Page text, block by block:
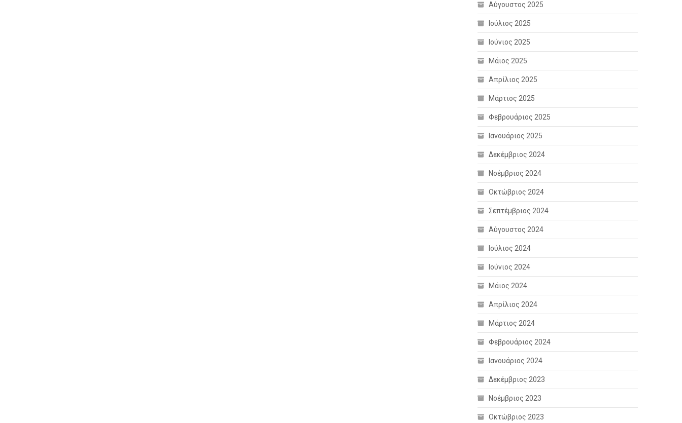
Αύγουστος 2025
Ιούλιος 2025
Ιούνιος 2025
Μάιος 2025
Απρίλιος 2025
Μάρτιος 2025
Φεβρουάριος 2025
Ιανουάριος 2025
Δεκέμβριος 2024
Νοέμβριος 2024
Οκτώβριος 2024
Σεπτέμβριος 2024
Αύγουστος 2024
Ιούλιος 2024
Ιούνιος 2024
Μάιος 2024
Απρίλιος 2024
Μάρτιος 2024
Φεβρουάριος 2024
Ιανουάριος 2024
Δεκέμβριος 2023
Νοέμβριος 2023
Οκτώβριος 2023